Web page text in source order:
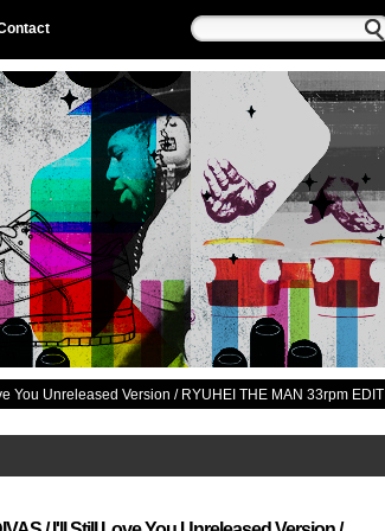
You Unreleased Version / RYUHEI THE MAN 33rpm EDIT